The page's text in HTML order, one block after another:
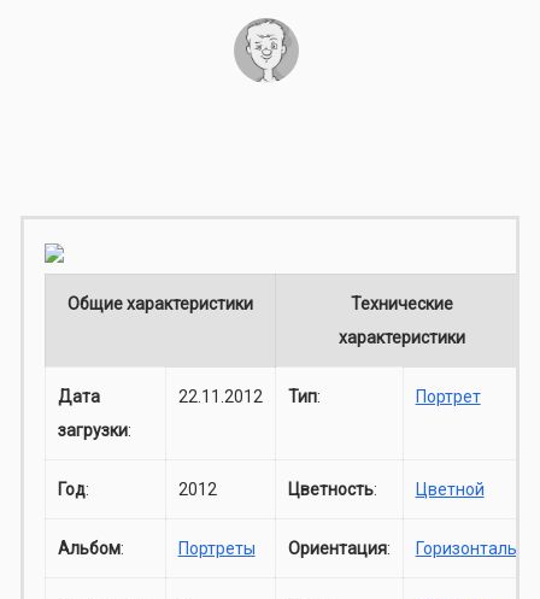
Общие характеристики
Технические
характеристики
Дата
загрузки:
22.11.2012 Тип: Портрет
Год: 2012 Цветность: Цветной
Альбом: Портреты Ориентация: Горизонталь